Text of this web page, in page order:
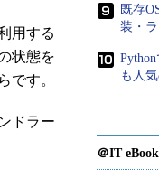
用する
状態を
です。
ドラー
既存
装・
も人
＠IT eBook